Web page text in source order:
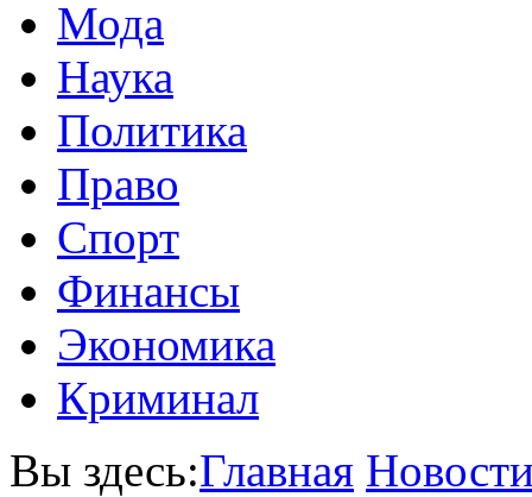
Мода
Наука
Политика
Право
Спорт
Финансы
Экономика
Криминал
Вы здесь:Главная